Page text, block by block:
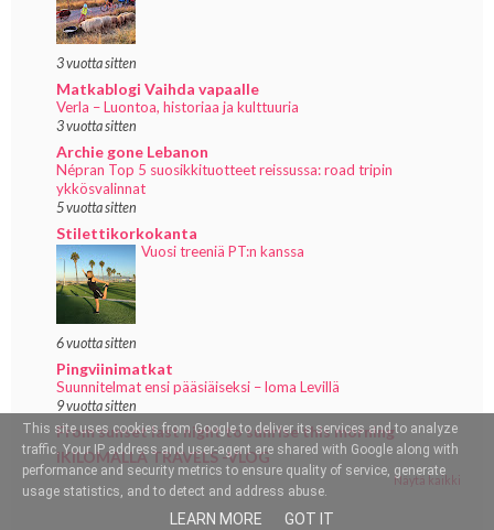
3 vuotta sitten
Matkablogi Vaihda vapaalle
Verla – Luontoa, historiaa ja kulttuuria
3 vuotta sitten
Archie gone Lebanon
Népran Top 5 suosikkituotteet reissussa: road tripin
ykkösvalinnat
5 vuotta sitten
Stilettikorkokanta
Vuosi treeniä PT:n kanssa
6 vuotta sitten
Pingviinimatkat
Suunnitelmat ensi pääsiäiseksi – loma Levillä
9 vuotta sitten
From sunset last night to sunrise this morning
IKILOMALLA TRAVELS -VLOG
Näytä kaikki
This site uses cookies from Google to deliver its services and to analyze
traffic. Your IP address and user-agent are shared with Google along with
performance and security metrics to ensure quality of service, generate
usage statistics, and to detect and address abuse.
LEARN MORE GOT IT